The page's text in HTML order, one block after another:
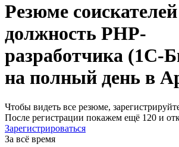
Резюме
должность PHP-
разработчика (1С-
на полный день в
Чтобы видеть все резюме,
После регистрации покажем ещё 120 и
Зарегистрироваться
За всё время